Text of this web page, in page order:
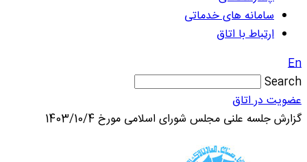
سامانه های خدماتی
ارتباط با اتاق
En
Search
عضویت در اتاق
گزارش جلسه علنی مجلس شورای اسلامی مورخ 1403/10/4